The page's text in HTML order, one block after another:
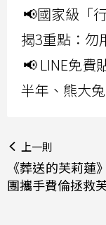
📢國家級「
揭3重點：勿
📢 LINE免費
半年、熊大
上一則
《葬送的芙莉蓮
團攜手費倫拯救